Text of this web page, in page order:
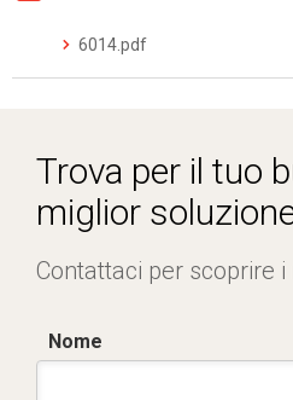
6014.pdf
Trova per il tuo
miglior
Contattaci per scoprire
Nome